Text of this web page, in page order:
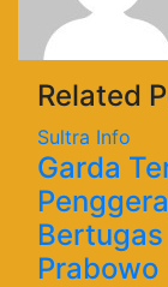
Related
Sultra Info
Garda
Prabowo